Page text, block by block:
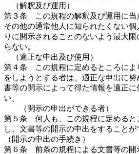
（解釈及び運用）
第３条 この規程の解釈及び運用に当
その他の通常他人に知られたくない
りに開示されることのないよう最大
らない。
（適正な申出及び使用）
第４条 この規程に定めるところによ
をしようとする者は、適正な申出に
書等の開示によって得た情報を適正
い。
（開示の申出ができる者）
第５条 何人も、この規程に定めると
し、文書等の開示の申出をすることが
（開示の申出の手続き）
第６条 前条の規程による文書等の開